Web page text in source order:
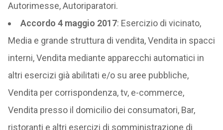
Autorimesse, Autoriparatori.
Accordo 4 maggio 2017: Esercizio di vicinato,
Media e grande struttura di vendita, Vendita in spacci
interni, Vendita mediante apparecchi automatici in
altri esercizi già abilitati e/o su aree pubbliche,
Vendita per corrispondenza, tv, e-commerce,
Vendita presso il domicilio dei consumatori, Bar,
ristoranti e altri esercizi di somministrazione di